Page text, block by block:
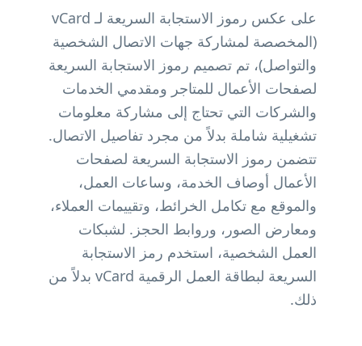
على عكس رموز الاستجابة السريعة لـ vCard
(المخصصة لمشاركة جهات الاتصال الشخصية
والتواصل)، تم تصميم رموز الاستجابة السريعة
لصفحات الأعمال للمتاجر ومقدمي الخدمات
والشركات التي تحتاج إلى مشاركة معلومات
تشغيلية شاملة بدلاً من مجرد تفاصيل الاتصال.
تتضمن رموز الاستجابة السريعة لصفحات
الأعمال أوصاف الخدمة، وساعات العمل،
والموقع مع تكامل الخرائط، وتقييمات العملاء،
ومعارض الصور، وروابط الحجز. لشبكات
العمل الشخصية، استخدم رمز الاستجابة
السريعة لبطاقة العمل الرقمية vCard
بدلاً من
ذلك.